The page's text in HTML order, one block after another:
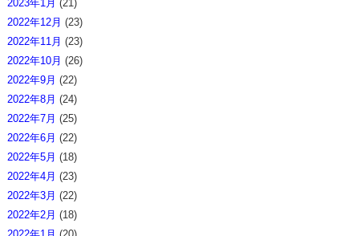
2023年1月 (21)
2022年12月 (23)
2022年11月 (23)
2022年10月 (26)
2022年9月 (22)
2022年8月 (24)
2022年7月 (25)
2022年6月 (22)
2022年5月 (18)
2022年4月 (23)
2022年3月 (22)
2022年2月 (18)